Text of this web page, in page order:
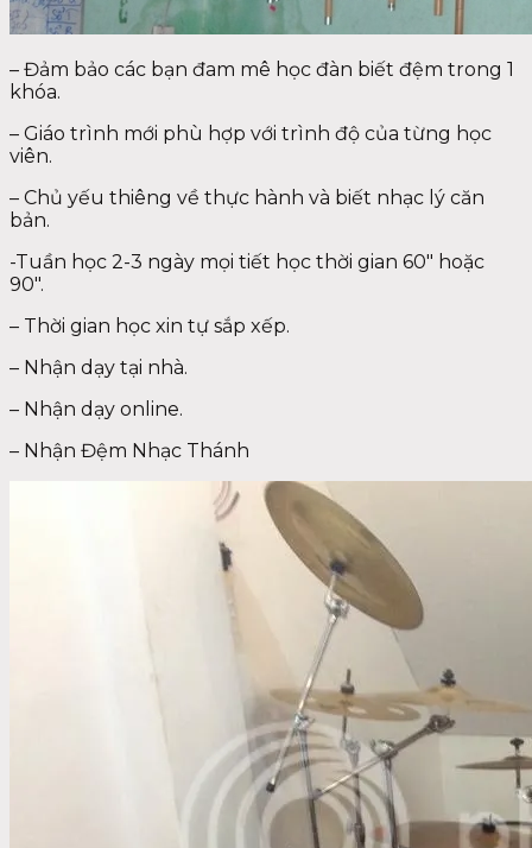
– Đảm bảo các bạn đam mê học đàn biết đệm trong 1
khóa.
– Giáo trình mới phù hợp với trình độ của từng học
viên.
– Chủ yếu thiêng về thực hành và biết nhạc lý căn
bản.
-Tuần học 2-3 ngày mọi tiết học thời gian 60″ hoặc
90″.
– Thời gian học xin tự sắp xếp.
– Nhận dạy tại nhà.
– Nhận dạy online.
– Nhận Đệm Nhạc Thánh